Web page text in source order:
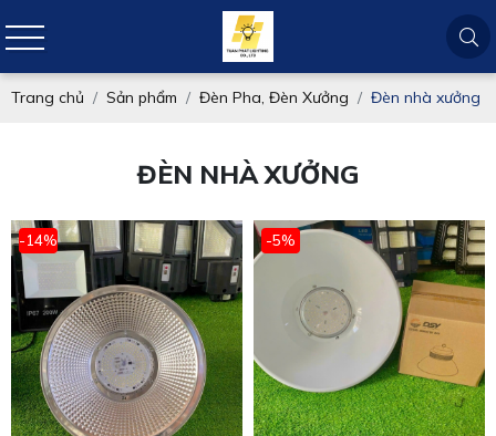
Trang chủ Sản phẩm Đèn Pha, Đèn Xưởng Đèn nhà xưởng
ĐÈN NHÀ XƯỞNG
-14% -5%